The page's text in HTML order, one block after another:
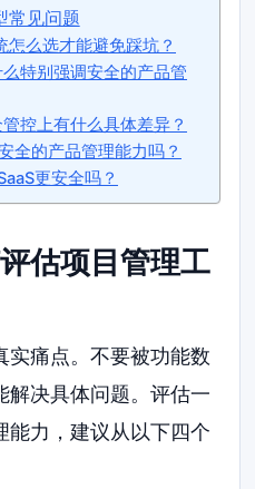
常见问题
怎么选才能避免踩坑？
特别强调安全的产品管
控上有什么具体差异？
全的产品管理能力吗？
更安全吗？
估项目管理工
实痛点。不要被功能数
解决具体问题。评估一
能力，建议从以下四个